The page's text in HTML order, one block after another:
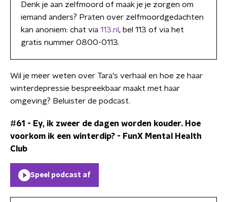
Denk je aan zelfmoord of maak je je zorgen om
iemand anders? Praten over zelfmoordgedachten
kan anoniem: chat via 113.nl , bel 113 of via het
gratis nummer 0800-0113.
Wil je meer weten over Tara's verhaal en hoe ze haar
winterdepressie bespreekbaar maakt met haar
omgeving? Beluister de podcast.
#61 - Ey, ik zweer de dagen worden kouder. Hoe
voorkom ik een winterdip? - FunX Mental Health
Club
Speel podcast af